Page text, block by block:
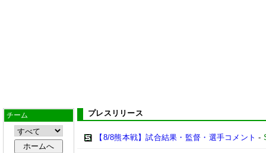
チーム プレスリリース
【8/8熊本戦】試合結果・監督・選手コメント -